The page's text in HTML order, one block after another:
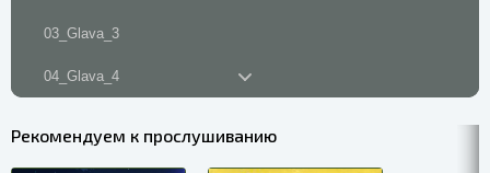
03_Glava_3
04_Glava_4
Рекомендуем к прослушиванию